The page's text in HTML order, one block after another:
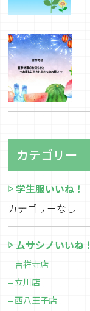
カテゴリー
学生服いいね！
カテゴリーなし
ムサシノいいね！
吉祥寺店
立川店
西八王子店